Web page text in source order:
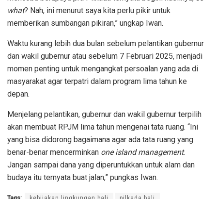
what? Nah, ini menurut saya kita perlu pikir untuk
memberikan sumbangan pikiran,” ungkap Iwan.
Waktu kurang lebih dua bulan sebelum pelantikan gubernur
dan wakil gubernur atau sebelum 7 Februari 2025, menjadi
momen penting untuk mengangkat persoalan yang ada di
masyarakat agar terpatri dalam program lima tahun ke
depan.
Menjelang pelantikan, gubernur dan wakil gubernur terpilih
akan membuat RPJM lima tahun mengenai tata ruang. “Ini
yang bisa didorong bagaimana agar ada tata ruang yang
benar-benar mencerminkan one island management.
Jangan sampai dana yang diperuntukkan untuk alam dan
budaya itu ternyata buat jalan,” pungkas Iwan.